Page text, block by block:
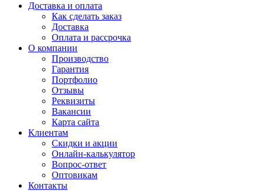
Доставка и оплата
Как сделать заказ
Доставка
Оплата и рассрочка
О компании
Производство
Гарантия
Портфолио
Отзывы
Реквизиты
Вакансии
Карта сайта
Клиентам
Скидки и акции
Онлайн-калькулятор
Вопрос-ответ
Оптовикам
Контакты